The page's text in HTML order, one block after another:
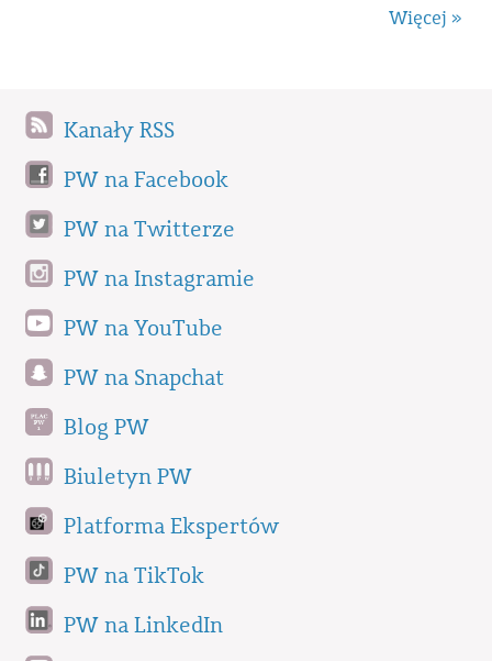
Więcej »
Kanały RSS
PW na Facebook
PW na Twitterze
PW na Instagramie
PW na YouTube
PW na Snapchat
Blog PW
Biuletyn PW
Platforma Ekspertów
PW na TikTok
PW na LinkedIn